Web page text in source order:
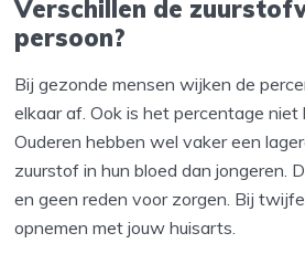
Verschillen de
persoon?
Bij gezonde mensen wijken de
elkaar af. Ook is het percentage
Ouderen hebben wel vaker een
zuurstof in hun bloed dan jongeren.
en geen reden voor zorgen. Bij
opnemen met jouw huisarts.